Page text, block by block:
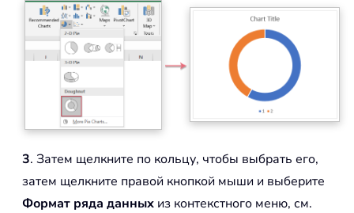
3. Затем щелкните по кольцу, чтобы выбрать его,
затем щелкните правой кнопкой мыши и выберите
Формат ряда данных из контекстного меню, см.